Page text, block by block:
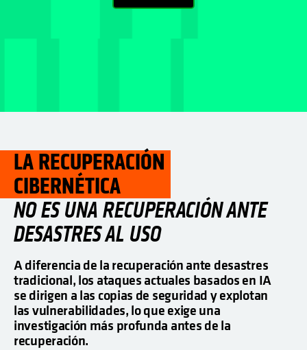
LA RECUPERACIÓN
CIBERNÉTICA
NO ES UNA RECUPERACIÓN ANTE
DESASTRES AL USO
A diferencia de la recuperación ante desastres
tradicional, los ataques actuales basados en IA
se dirigen a las copias de seguridad y explotan
las vulnerabilidades, lo que exige una
investigación más profunda antes de la
recuperación.